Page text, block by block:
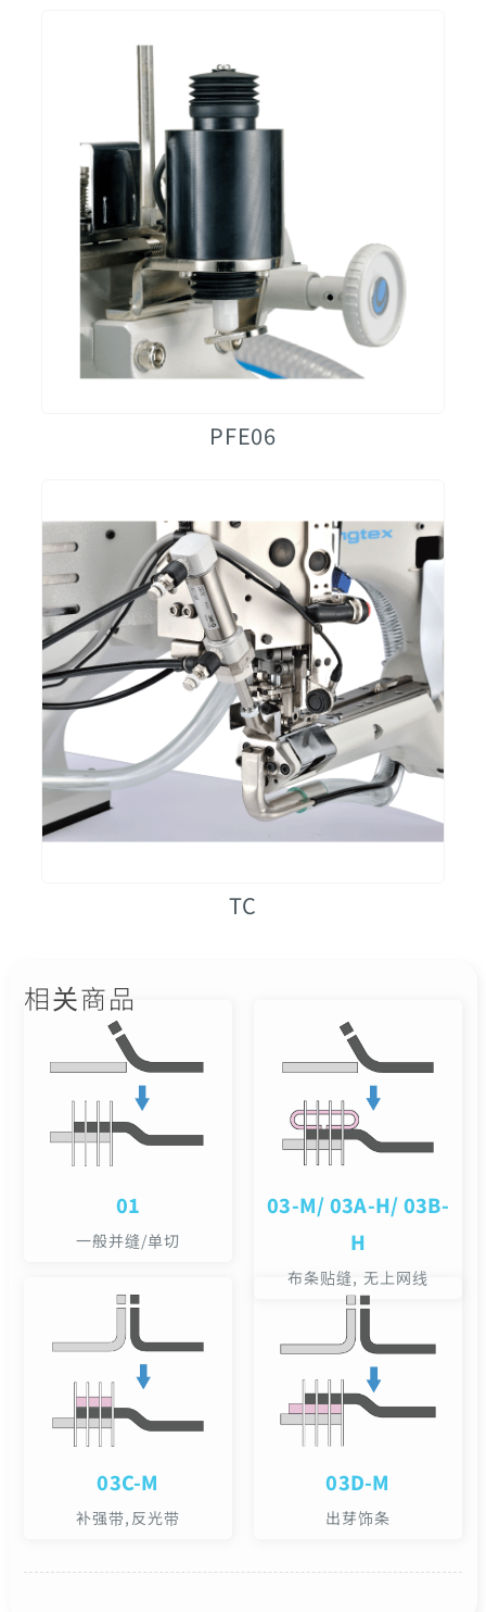
PFE06
TC
相关商品
01
一般并缝/单切
03-M/ 03A-H/ 03B-
H
布条贴缝, 无上网线
03C-M
补强带,反光带
03D-M
出芽饰条